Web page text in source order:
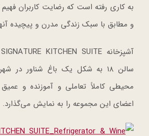
به کاری رفته است که رضایت کاربران
و مطابق با سبک زندگی مدرن و پیچیده
سالن ۱۸ به شکل یک باغ شناور در
محیطی کاملاً تعاملی و آموزنده و
اعضای این مجموعه را به نمایش می‌گذارد.